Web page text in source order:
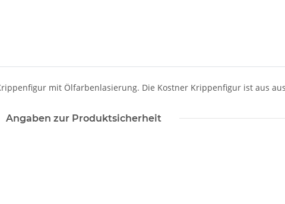
mit Ölfarbenlasierung. Die Kostner Krippenfigur ist aus
Angaben zur Produktsicherheit